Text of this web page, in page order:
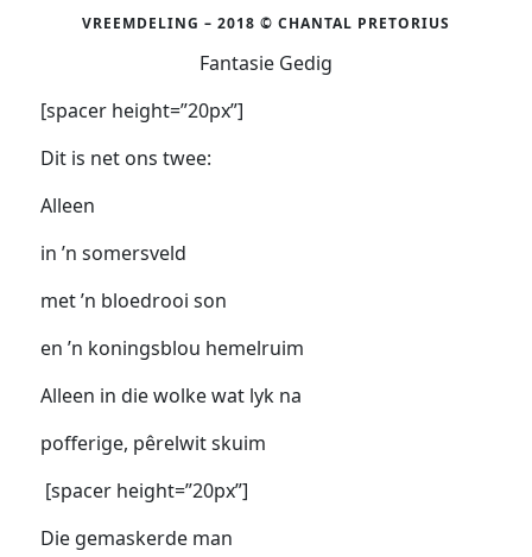
VREEMDELING – 2018 © CHANTAL PRETORIUS
Fantasie Gedig
[spacer height=”20px”]
Dit is net ons twee:
Alleen
in ’n somersveld
met ’n bloedrooi son
en ’n koningsblou hemelruim
Alleen in die wolke wat lyk na
pofferige, pêrelwit skuim
[spacer height=”20px”]
Die gemaskerde man